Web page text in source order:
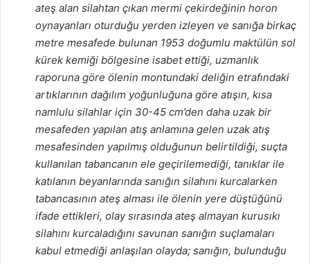
ateş alan silahtan çıkan mermi çekirdeğinin horon
oynayanları oturduğu yerden izleyen ve sanığa birkaç
metre mesafede bulunan 1953 doğumlu maktülün sol
kürek kemiği bölgesine isabet ettiği, uzmanlık
raporuna göre ölenin montundaki deliğin etrafındaki
artıklarının dağılım yoğunluğuna göre atışın, kısa
namlulu silahlar için 30-45 cm’den daha uzak bir
mesafeden yapılan atış anlamına gelen uzak atış
mesafesinden yapılmış olduğunun belirtildiği, suçta
kullanılan tabancanın ele geçirilemediği, tanıklar ile
katılanın beyanlarında sanığın silahını kurcalarken
tabancasının ateş alması ile ölenin yere düştüğünü
ifade ettikleri, olay sırasında ateş almayan kurusıkı
silahını kurcaladığını savunan sanığın suçlamaları
kabul etmediği anlaşılan olayda; sanığın, bulunduğu